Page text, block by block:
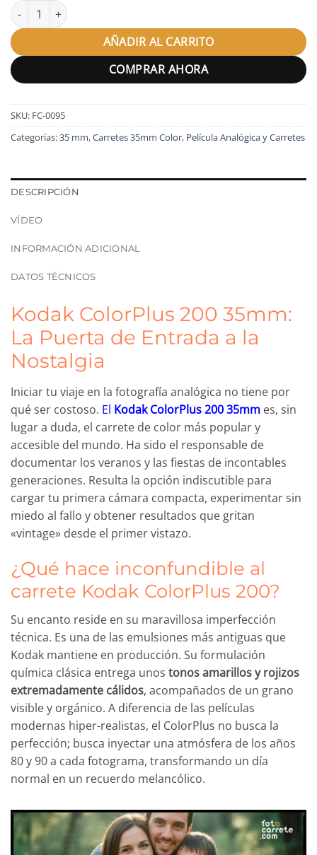
Kodak Color Plus 200 35mm cantidad
AÑADIR AL CARRITO
COMPRAR AHORA
SKU: FC-0095
Categorías:35 mm,Carretes 35mm Color, Película Analógica y Carretes
DESCRIPCIÓN
VÍDEO
INFORMACIÓN ADICIONAL
DATOS TÉCNICOS
Kodak ColorPlus 200 35mm:
La Puerta de Entrada a la
Nostalgia
Iniciar tu viaje en la fotografía analógica no tiene por
qué ser costoso. El Kodak ColorPlus 200 35mm es, sin
lugar a duda, el carrete de color más popular y
accesible del mundo. Ha sido el responsable de
documentar los veranos y las fiestas de incontables
generaciones. Resulta la opción indiscutible para
cargar tu primera cámara compacta, experimentar sin
miedo al fallo y obtener resultados que gritan
«vintage» desde el primer vistazo.
¿Qué hace inconfundible al
carrete Kodak ColorPlus 200?
Su encanto reside en su maravillosa imperfección
técnica. Es una de las emulsiones más antiguas que
Kodak mantiene en producción. Su formulación
química clásica entrega unos tonos amarillos y rojizos
extremadamente cálidos, acompañados de un grano
visible y orgánico. A diferencia de las películas
modernas hiper-realistas, el ColorPlus no busca la
perfección; busca inyectar una atmósfera de los años
80 y 90 a cada fotograma, transformando un día
normal en un recuerdo melancólico.